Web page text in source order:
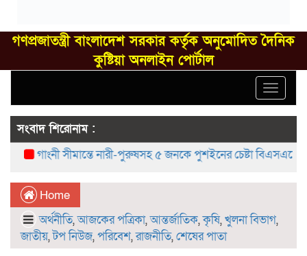
গণপ্রজাতন্ত্রী বাংলাদেশ সরকার কর্তৃক অনুমোদিত দৈনিক
কুষ্টিয়া অনলাইন পোর্টাল
Toggle
সংবাদ শিরোনাম :
গাংনী সীমান্তে নারী-পুরুষসহ ৫ জনকে পুশইনের চেষ্টা বিএসএফের,
Home
অর্থনীতি,আজকের পত্রিকা,আন্তর্জাতিক,কৃষি,খুলনা বিভাগ,
জাতীয়,টপ নিউজ,পরিবেশ,রাজনীতি,শেষের পাতা